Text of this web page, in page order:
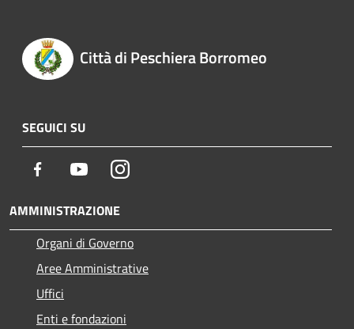
Città di Peschiera Borromeo
SEGUICI SU
Facebook YoutubeInstagram
AMMINISTRAZIONE
Organi di Governo
Aree Amministrative
Uffici
Enti e fondazioni